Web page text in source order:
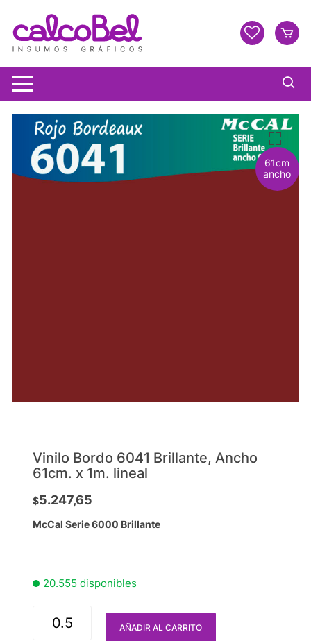
61cm
ancho
Vinilo Bordo 6041 Brillante, Ancho
61cm. x 1m. lineal
$5.247,65
McCal Serie 6000 Brillante
20.555 disponibles
AÑADIR AL CARRITO